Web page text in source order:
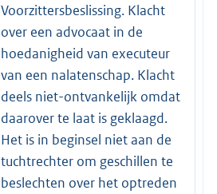
Voorzittersbeslissing. Klacht
over een advocaat in de
hoedanigheid van executeur
van een nalatenschap. Klacht
deels niet-ontvankelijk omdat
daarover te laat is geklaagd.
Het is in beginsel niet aan de
tuchtrechter om geschillen te
beslechten over het optreden